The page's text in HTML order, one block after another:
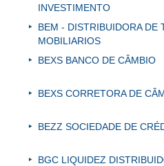
INVESTIMENTO
BEM - DISTRIBUIDORA DE
MOBILIARIOS
BEXS BANCO DE CÂMBIO
BEXS CORRETORA DE
BEZZ SOCIEDADE DE
BGC LIQUIDEZ